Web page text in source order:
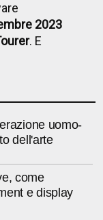
2023
. E
uomo-
dell'arte
come
e display